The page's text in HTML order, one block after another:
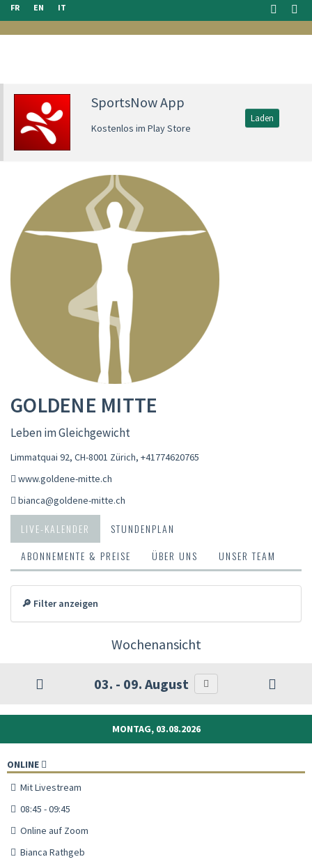
FR EN IT
SportsNow App
Kostenlos im Play Store
Laden
GOLDENE MITTE
Leben im Gleichgewicht
Limmatquai 92, CH-8001 Zürich, +41774620765
www.goldene-mitte.ch
bianca@goldene-mitte.ch
LIVE-KALENDER
STUNDENPLAN
ABONNEMENTE & PREISE
ÜBER UNS UNSER TEAM
🔎 Filter anzeigen
Wochenansicht
03. - 09. August
MONTAG, 03.08.2026
ONLINE
Mit Livestream
08:45 - 09:45
Online auf Zoom
Bianca Rathgeb